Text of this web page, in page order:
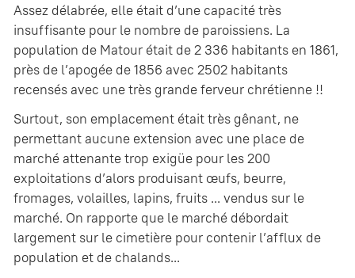
Assez délabrée, elle était d’une capacité très
insuffisante pour le nombre de paroissiens. La
population de Matour était de 2 336 habitants en 1861,
près de l’apogée de 1856 avec 2502 habitants
recensés avec une très grande ferveur chrétienne !!
Surtout, son emplacement était très gênant, ne
permettant aucune extension avec une place de
marché attenante trop exigüe pour les 200
exploitations d’alors produisant œufs, beurre,
fromages, volailles, lapins, fruits ... vendus sur le
marché. On rapporte que le marché débordait
largement sur le cimetière pour contenir l’afflux de
population et de chalands...